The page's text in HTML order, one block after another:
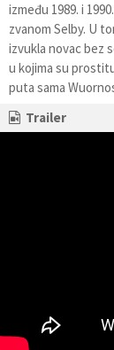
između 1989. i
zvanom Selby. U
izvukla novac bez
u kojima su
puta sama
Trailer